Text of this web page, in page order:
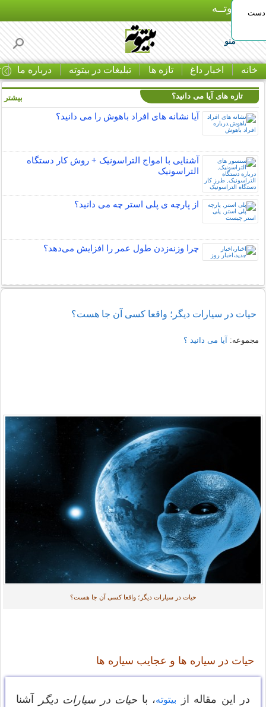
بـیتوتــه
منو
خانه اخبار داغ تازه ها تبلیغات در بیتوته درباره ما
دست
تازه های آیا می دانید؟
آیا نشانه های افراد باهوش را می دانید؟
آشنایی با امواج التراسونیک + روش کار دستگاه
التراسونیک
از پارچه ی پلی استر چه می دانید؟
چرا وزنه‌زدن طول عمر را افزایش می‌دهد؟
بیشتر
حیات در سیارات دیگر؛ واقعا کسی آن جا هست؟
مجموعه: آیا می دانید ؟
حیات در سیارات دیگر؛ واقعا کسی آن جا هست؟
حیات در سیاره ها و عجایب سیاره ها
در این مقاله از بیتوته، با حیات در سیارات دیگر آشنا